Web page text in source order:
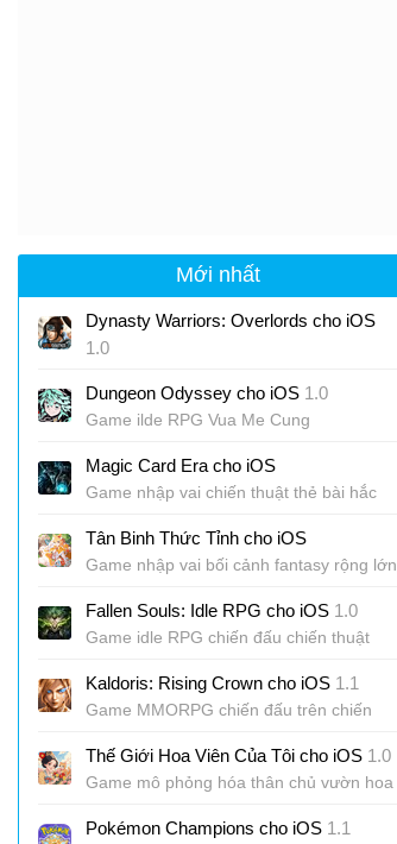
Mới nhất
Dynasty Warriors: Overlords cho iOS
1.0
Dungeon Odyssey cho iOS 1.0
Game ilde RPG Vua Me Cung
Magic Card Era cho iOS
Game nhập vai chiến thuật thẻ bài hắc
Tân Binh Thức Tỉnh cho iOS
Game nhập vai bối cảnh fantasy rộng lớn
Fallen Souls: Idle RPG cho iOS 1.0
Game idle RPG chiến đấu chiến thuật
Kaldoris: Rising Crown cho iOS 1.1
Game MMORPG chiến đấu trên chiến
Thế Giới Hoa Viên Của Tôi cho iOS 1.0
Game mô phỏng hóa thân chủ vườn hoa
Pokémon Champions cho iOS 1.1